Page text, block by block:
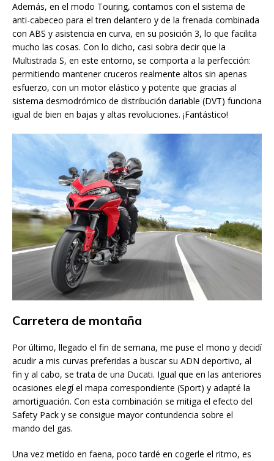
Además, en el modo Touring, contamos con el sistema de
anti-cabeceo para el tren delantero y de la frenada combinada
con ABS y asistencia en curva, en su posición 3, lo que facilita
mucho las cosas. Con lo dicho, casi sobra decir que la
Multistrada S, en este entorno, se comporta a la perfección:
permitiendo mantener cruceros realmente altos sin apenas
esfuerzo, con un motor elástico y potente que gracias al
sistema desmodrómico de distribución dariable (DVT) funciona
igual de bien en bajas y altas revoluciones. ¡Fantástico!
Carretera de montaña
Por último, llegado el fin de semana, me puse el mono y decidí
acudir a mis curvas preferidas a buscar su ADN deportivo, al
fin y al cabo, se trata de una Ducati. Igual que en las anteriores
ocasiones elegí el mapa correspondiente (Sport) y adapté la
amortiguación. Con esta combinación se mitiga el efecto del
Safety Pack y se consigue mayor contundencia sobre el
mando del gas.
Una vez metido en faena, poco tardé en cogerle el ritmo, es